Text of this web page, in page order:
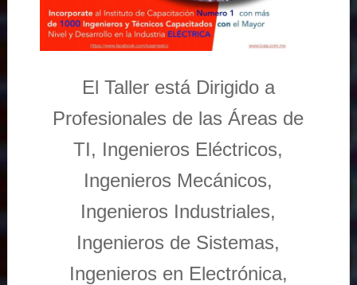
El Taller está Dirigido a
Profesionales de las Áreas de
TI, Ingenieros Eléctricos,
Ingenieros Mecánicos,
Ingenieros Industriales,
Ingenieros de Sistemas,
Ingenieros en Electrónica,